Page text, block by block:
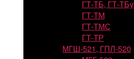
ГТ-ТБ, ГТ-ТБу
ГТ-ТМ
ГТ-ТМС
ГТ-ТР
МГШ-521, ГПЛ-520